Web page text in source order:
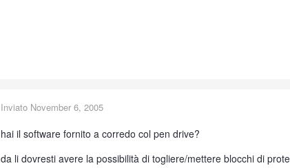
Inviato November 6, 2005
hai il software fornito a corredo col pen drive?
da li dovresti avere la possibilità di togliere/mettere blocchi di